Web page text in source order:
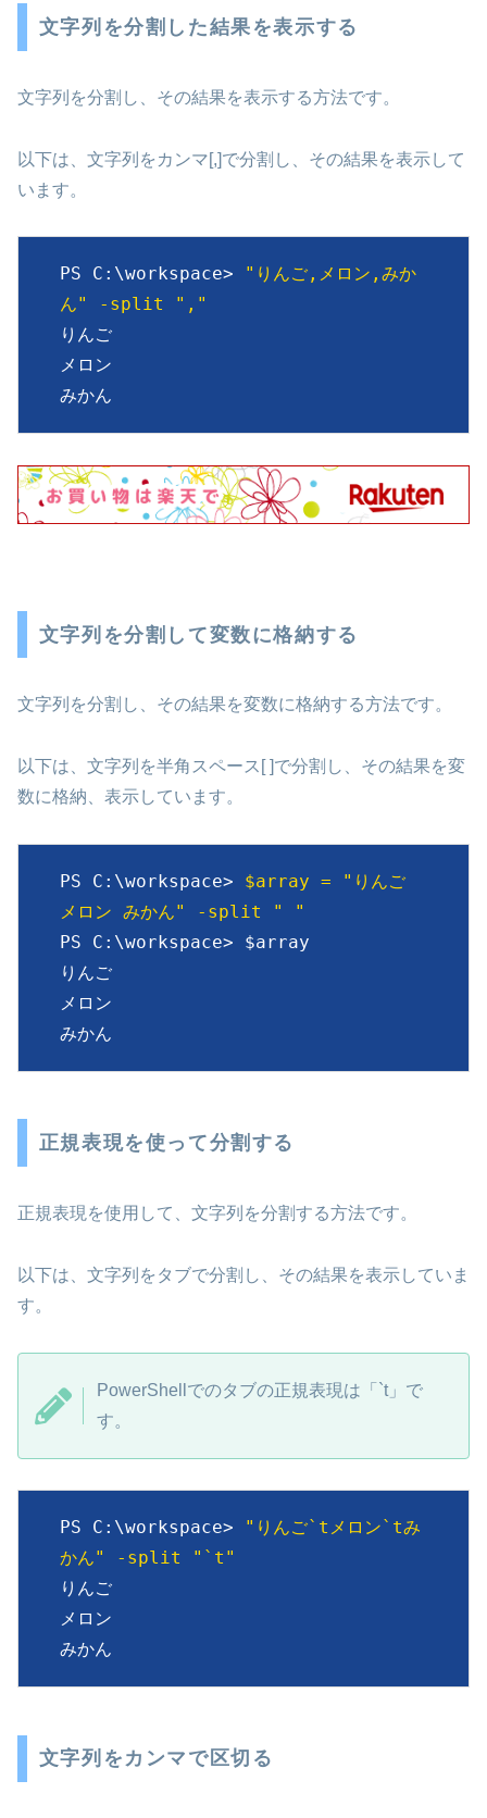
文字列を分割した結果を表示する
文字列を分割し、その結果を表示する方法です。
以下は、文字列をカンマ[,]で分割し、その結果を表示して
います。
PS C:\workspace>
"りんご,メロン,みか
ん" -split ","
りんご
メロン
みかん
文字列を分割して変数に格納する
文字列を分割し、その結果を変数に格納する方法です。
以下は、文字列を半角スペース[ ]で分割し、その結果を変
数に格納、表示しています。
PS C:\workspace> $array = "りんご
メロン みかん" -split " "
PS C:\workspace> $array
りんご
メロン
みかん
正規表現を使って分割する
正規表現を使用して、文字列を分割する方法です。
以下は、文字列をタブで分割し、その結果を表示していま
す。
PowerShellでのタブの正規表現は「`t」で
す。
PS C:\workspace>
"りんご`tメロン`tみ
かん" -split "`t"
りんご
メロン
みかん
文字列をカンマで区切る